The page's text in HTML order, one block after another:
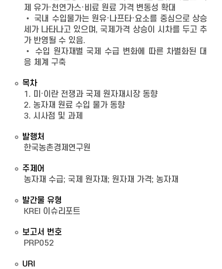
제 유가·천연가스·비료 원료 가격 변동성 확대
• 국내 수입물가는 원유·나프타·요소를 중심으로 상승
세가 나타나고 있으며, 국제가격 상승이 시차를 두고 추
가 반영될 수 있음.
• 수입 원자재별 국제 수급 변화에 따른 차별화된 대
응 체계 구축
목차
1. 미·이란 전쟁과 국제 원자재시장 동향
2. 농자재 원료 수입 물가 동향
3. 시사점 및 과제
발행처
한국농촌경제연구원
주제어
농자재 수급; 국제 원자재; 원자재 가격; 농자재
발간물 유형
KREI 이슈리포트
보고서 번호
PRP052
URI